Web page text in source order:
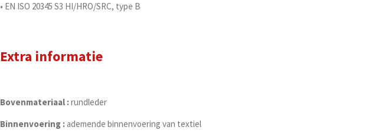
• EN ISO 20345 S3 HI/HRO/SRC, type B
Extra informatie
Bovenmateriaal :rundleder
Binnenvoering : ademende binnenvoering van textiel